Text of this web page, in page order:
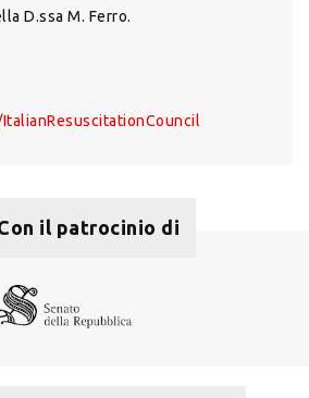
D.ssa M. Ferro.
il patrocinio di